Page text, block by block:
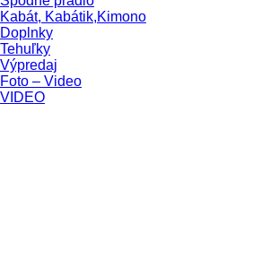
Kabát, Kabátik,Kimono
Doplnky
Tehuľky
Výpredaj
Foto – Video
VIDEO